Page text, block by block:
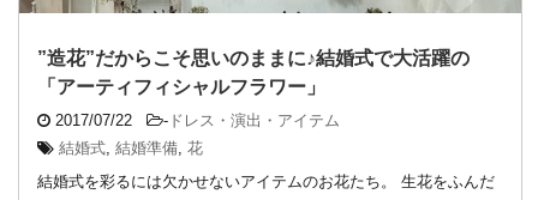
”造花”だからこそ思いのままに♪結婚式で大活躍の
「アーティフィシャルフラワー」
2017/07/22 - ドレス・演出・アイテム
結婚式 結婚準備 花
結婚式を彩るには欠かせないアイテムのお花たち。 生花をふんだ